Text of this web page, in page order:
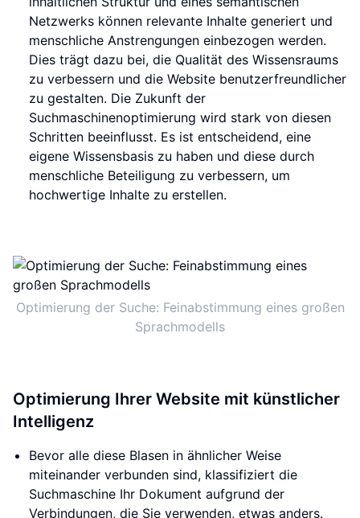
Netzwerks können relevante Inhalte generiert und
menschliche Anstrengungen einbezogen werden.
Dies trägt dazu bei, die Qualität des Wissensraums
zu verbessern und die Website benutzerfreundlicher
zu gestalten. Die Zukunft der
Suchmaschinenoptimierung wird stark von diesen
Schritten beeinflusst. Es ist entscheidend, eine
eigene Wissensbasis zu haben und diese durch
menschliche Beteiligung zu verbessern, um
hochwertige Inhalte zu erstellen.
Optimierung der Suche: Feinabstimmung eines großen
Sprachmodells
Optimierung Ihrer Website mit künstlicher
Intelligenz
Bevor alle diese Blasen in ähnlicher Weise
miteinander verbunden sind, klassifiziert die
Suchmaschine Ihr Dokument aufgrund der
Verbindungen, die Sie verwenden, etwas anders.